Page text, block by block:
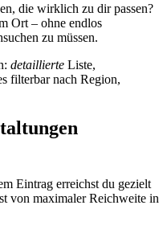
die wirklich zu dir passen?
Ort – ohne endlos
zu müssen.
detaillierte Liste,
filterbar nach Region,
Eintrag erreichst du gezielt
von maximaler Reichweite in